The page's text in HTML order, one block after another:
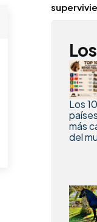
Los 10
más
del